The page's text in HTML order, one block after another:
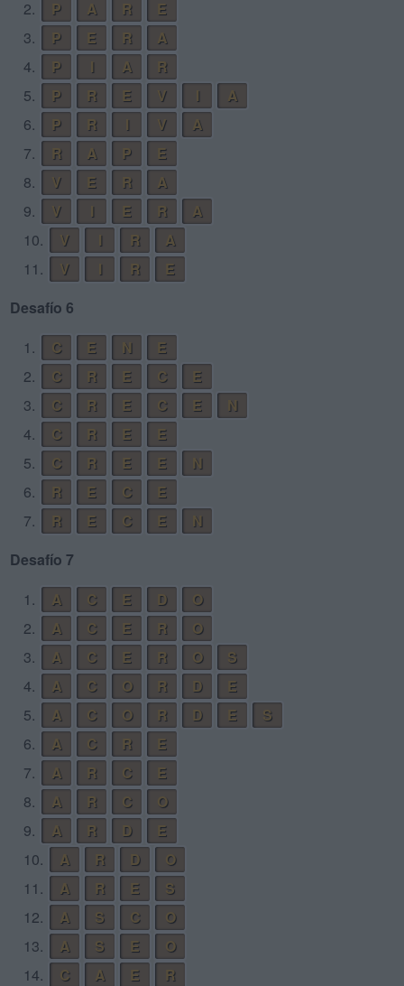
2. P A R
E
3.
P E R
A
4.
P A
R
5.
P R E V
A
6.
P R V
A
7.
R A P
E
8.
V E R
A
9.
V E R
A
10.
V R
A
11.
V R
E
Desafío 6
1.
C E N
E
2.
C R E C
E
3.
C R E C E
N
4.
C R E
E
5.
C R E E
N
6.
R E C
E
7.
R E C E
N
Desafío 7
1.
A C E D
O
2.
A C E R
O
3.
A C E R O
S
4.
A C O R D
E
5.
A C O R D E
S
6.
A C R
E
7.
A R C
E
8.
A R C
O
9.
A R D
E
10.
A R D
O
11.
A R E
S
12.
A S C
O
13.
A S E
O
14.
C A E
R